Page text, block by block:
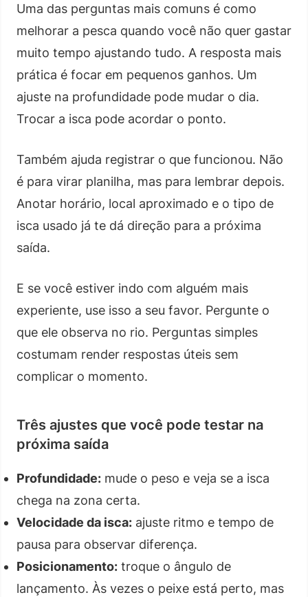
Uma das perguntas mais comuns é como
melhorar a pesca quando você não quer gastar
muito tempo ajustando tudo. A resposta mais
prática é focar em pequenos ganhos. Um
ajuste na profundidade pode mudar o dia.
Trocar a isca pode acordar o ponto.
Também ajuda registrar o que funcionou. Não
é para virar planilha, mas para lembrar depois.
Anotar horário, local aproximado e o tipo de
isca usado já te dá direção para a próxima
saída.
E se você estiver indo com alguém mais
experiente, use isso a seu favor. Pergunte o
que ele observa no rio. Perguntas simples
costumam render respostas úteis sem
complicar o momento.
Três ajustes que você pode testar na
próxima saída
Profundidade: mude o peso e veja se a isca
chega na zona certa.
Velocidade da isca: ajuste ritmo e tempo de
pausa para observar diferença.
Posicionamento: troque o ângulo de
lançamento. Às vezes o peixe está perto, mas